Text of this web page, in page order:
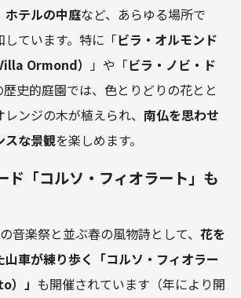
ホテルの中庭など、あらゆる場所で
ています。特に「ビラ・オルモンド
Ormond） 」や「ビラ・ノビ・ド
史的庭園では、色とりどりの花とと
ンジの木が植えられ、 南仏を思わせ
スな景観を楽しめます。
ド「コルソ・フィオラート」も
音楽祭と並ぶ春の風物詩として、 花を
車が練り歩く「コルソ・フィオラー
）」 も開催されています（年により開